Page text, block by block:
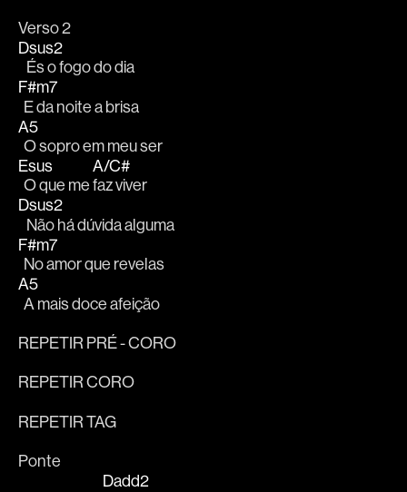
Verso 2
Dsus2
   És o fogo do dia
F#m7
  E da noite a brisa
A5
  O sopro em meu ser
Esus
  O que me
A/C#
faz viver
Dsus2
   Não há dúvida alguma
F#m7
  No amor que revelas
A5
  A mais doce afeição
REPETIR PRÉ - CORO
REPETIR CORO
REPETIR TAG
Ponte
Dadd2